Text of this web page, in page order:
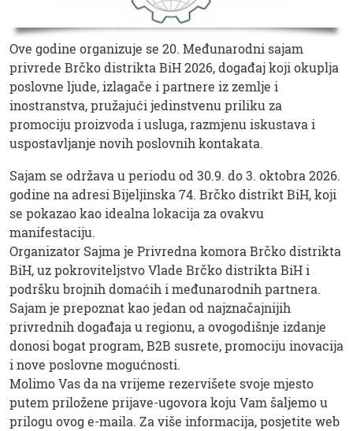
Ove godine organizuje se 20. Međunarodni sajam
privrede Brčko distrikta BiH 2026, događaj koji okuplja
poslovne ljude, izlagače i partnere iz zemlje i
inostranstva, pružajući jedinstvenu priliku za
promociju proizvoda i usluga, razmjenu iskustava i
uspostavljanje novih poslovnih kontakata.
Sajam se održava u periodu od 30.9. do 3. oktobra 2026.
godine na adresi Bijeljinska 74. Brčko distrikt BiH, koji
se pokazao kao idealna lokacija za ovakvu
manifestaciju.
Organizator Sajma je Privredna komora Brčko distrikta
BiH, uz pokroviteljstvo Vlade Brčko distrikta BiH i
podršku brojnih domaćih i međunarodnih partnera.
Sajam je prepoznat kao jedan od najznačajnijih
privrednih događaja u regionu, a ovogodišnje izdanje
donosi bogat program, B2B susrete, promociju inovacija
i nove poslovne mogućnosti.
Molimo Vas da na vrijeme rezervišete svoje mjesto
putem priložene prijave-ugovora koju Vam šaljemo u
prilogu ovog e-maila. Za više informacija, posjetite web